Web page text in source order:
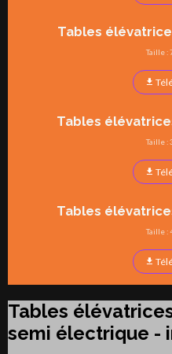
Tables
Taille :
Tables
Taille :
Tables
Taille :
Tables
semi électrique -